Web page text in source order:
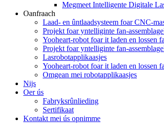
Megmeet Intelligente Digitale
Oanfraach
Laad- en ûntlaadsysteem foar CNC-
Projekt foar yntelliginte fan-
Yooheart-robot foar it laden en lossen
Projekt foar yntelliginte fan-
Lasrobotapplikaasjes
Yooheart-robot foar it laden en lossen
Omgean mei robotapplikaasjes
Nijs
Oer ús
Fabryksrûnlieding
Sertifikaat
Kontakt mei ús opnimme